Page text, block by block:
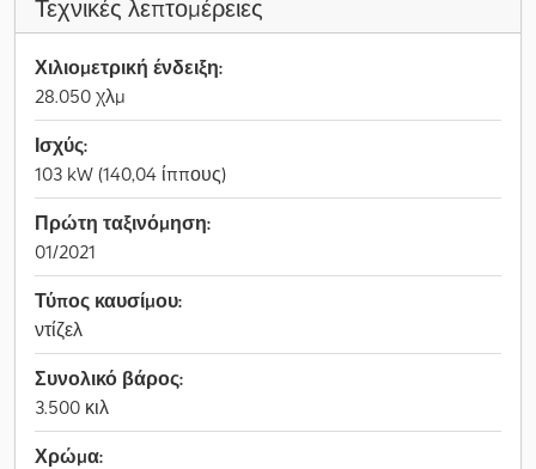
Τεχνικές λεπτομέρειες
Χιλιομετρική ένδειξη:
28.050 χλμ
Ισχύς:
103 kW (140,04 ίππους)
Πρώτη ταξινόμηση:
01/2021
Τύπος καυσίμου:
ντίζελ
Συνολικό βάρος:
3.500 κιλ
Χρώμα: